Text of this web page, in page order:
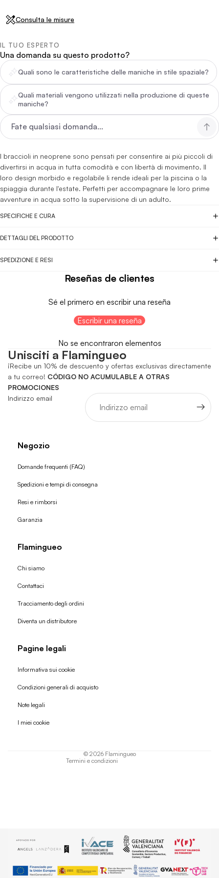
Consulta le misure
IL TUO ESPERTO
Una domanda su questo prodotto?
Quali sono le caratteristiche delle maniche in stile spaziale?
Quali materiali vengono utilizzati nella produzione di queste
maniche?
I braccioli in neoprene sono pensati per consentire ai più piccoli di
divertirsi in acqua in tutta comodità e con libertà di movimento. Il
loro design morbido e regolabile li rende ideali per la piscina o la
spiaggia durante l'estate. Perfetti per accompagnare le loro prime
avventure in acqua sotto la supervisione di un adulto.
SPECIFICHE E CURA
DETTAGLI DEL PRODOTTO
SPEDIZIONE E RESI
Reseñas de clientes
Sé el primero en escribir una reseña
Escribir una reseña
No se encontraron elementos
Unisciti a Flamingueo
¡Recibe un 10% de descuento y ofertas exclusivas directamente
a tu correo! CÓDIGO NO ACUMULABLE A OTRAS
PROMOCIONES
Indirizzo email
Negozio
Domande frequenti (FAQ)
Spedizioni e tempi di consegna
Resi e rimborsi
Garanzia
Flamingueo
Chi siamo
Contattaci
Tracciamento degli ordini
Diventa un distributore
Pagine legali
Informativa sui cookie
Condizioni generali di acquisto
Note legali
I miei cookie
© 2026 Flamingueo
Termini e condizioni
Politica di rimborso